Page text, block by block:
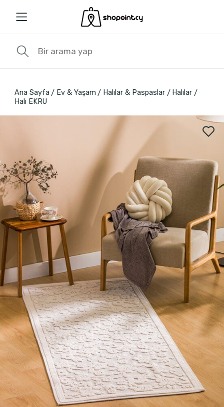
Ana Sayfa Ev & Yaşam Halılar & Paspaslar
Halılar
Halı EKRU